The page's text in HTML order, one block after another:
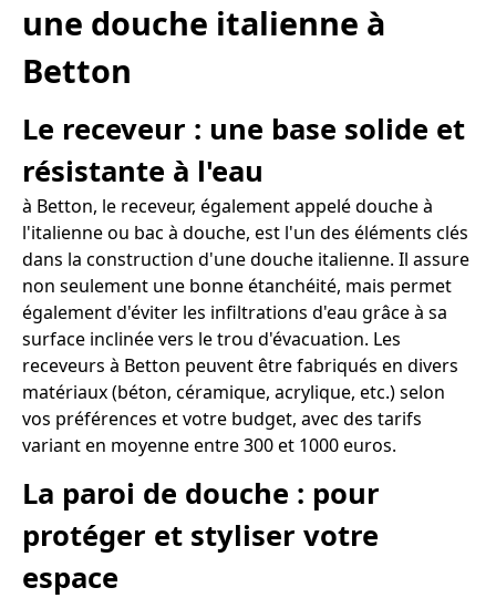
une douche italienne à
Betton
Le receveur : une base solide et
résistante à l'eau
à Betton, le receveur, également appelé douche à
l'italienne ou bac à douche, est l'un des éléments clés
dans la construction d'une douche italienne. Il assure
non seulement une bonne étanchéité, mais permet
également d'éviter les infiltrations d'eau grâce à sa
surface inclinée vers le trou d'évacuation. Les
receveurs à Betton peuvent être fabriqués en divers
matériaux (béton, céramique, acrylique, etc.) selon
vos préférences et votre budget, avec des tarifs
variant en moyenne entre 300 et 1000 euros.
La paroi de douche : pour
protéger et styliser votre
espace